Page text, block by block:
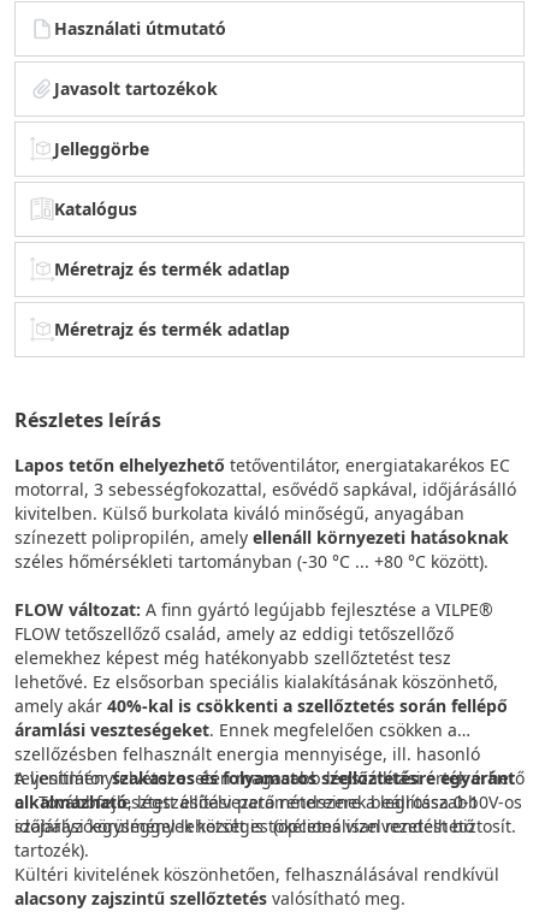
Használati útmutató
Javasolt tartozékok
Jelleggörbe
Katalógus
Méretrajz és termék adatlap
Méretrajz és termék adatlap
Részletes leírás
Lapos tetőn elhelyezhető tetőventilátor, energiatakarékos EC
motorral, 3 sebességfokozattal, esővédő sapkával, időjárásálló
kivitelben. Külső burkolata kiváló minőségű, anyagában
színezett polipropilén, amely ellenáll környezeti hatásoknak
széles hőmérsékleti tartományban (-30 °C ... +80 °C között).
FLOW változat: A finn gyártó legújabb fejlesztése a VILPE®
FLOW tetőszellőző család, amely az eddigi tetőszellőző
elemekhez képest még hatékonyabb szellőztetést tesz
lehetővé. Ez elsősorban speciális kialakításának köszönhető,
amely akár 40%-kal is csökkenti a szellőztetés során fellépő
áramlási veszteségeket. Ennek megfelelően csökken a
szellőzésben felhasznált energia mennyisége, ill. hasonló
teljesítményfelvétel esetén magasabb légszállítási érték érhető
el. Továbbfejlesztett esőelvezető rendszere a legrosszabb
időjárási körülmények között is tökéletes vízelvezetést biztosít.
A ventilátorszakaszos és folyamatos szellőztetésre egyaránt
alkalmazható, légszállítási paramétereinek beállítása 0-10V-os
szabályzóegységgel lehetséges (opcionálisan rendelhető
tartozék).
Kültéri kivitelének köszönhetően, felhasználásával rendkívül
alacsony zajszintű szellőztetés valósítható meg.